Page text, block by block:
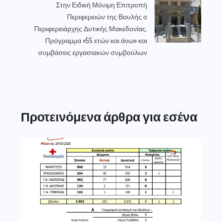
Στην Ειδική Μόνιμη Επιτροπή
Περιφερειών της Βουλής ο
Περιφερειάρχης Δυτικής Μακεδονίας.
Πρόγραμμα «55 ετών και άνω» και
συμβάσεις εργασιακών συμβούλων
Προτεινόμενα άρθρα για εσένα